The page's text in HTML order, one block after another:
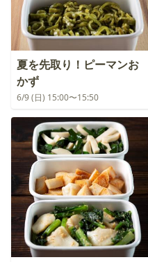
夏を先取り！ピーマンお
かず
6/9 (日) 15:00〜15:50